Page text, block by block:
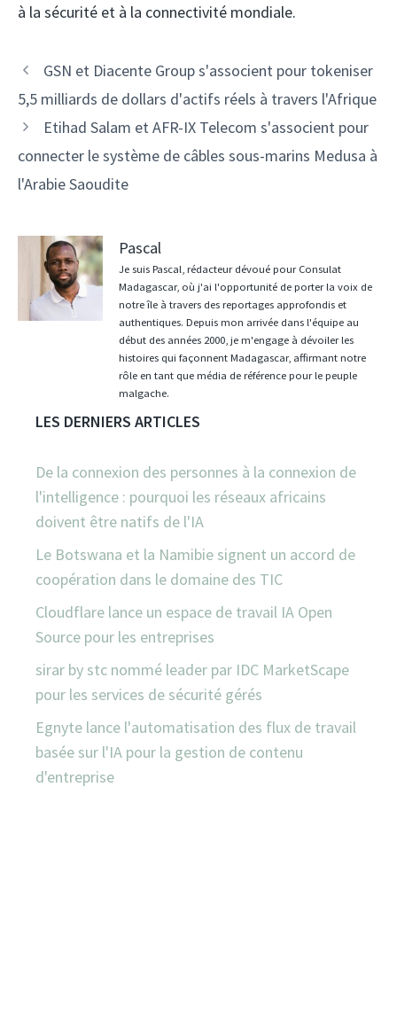
à la sécurité et à la connectivité mondiale.
Navigation
des
GSN et Diacente Group s'associent pour tokeniser
5,5 milliards de dollars d'actifs réels à travers l'Afrique
Etihad Salam et AFR-IX Telecom s'associent pour
connecter le système de câbles sous-marins Medusa à
l'Arabie Saoudite
Pascal
Je suis Pascal, rédacteur dévoué pour Consulat
Madagascar, où j'ai l'opportunité de porter la voix de
notre île à travers des reportages approfondis et
authentiques. Depuis mon arrivée dans l'équipe au
début des années 2000, je m'engage à dévoiler les
histoires qui façonnent Madagascar, affirmant notre
rôle en tant que média de référence pour le peuple
malgache.
LES DERNIERS ARTICLES
De la connexion des personnes à la connexion de
l'intelligence : pourquoi les réseaux africains
doivent être natifs de l'IA
Le Botswana et la Namibie signent un accord de
coopération dans le domaine des TIC
Cloudflare lance un espace de travail IA Open
Source pour les entreprises
sirar by stc nommé leader par IDC MarketScape
pour les services de sécurité gérés
Egnyte lance l'automatisation des flux de travail
basée sur l'IA pour la gestion de contenu
d'entreprise